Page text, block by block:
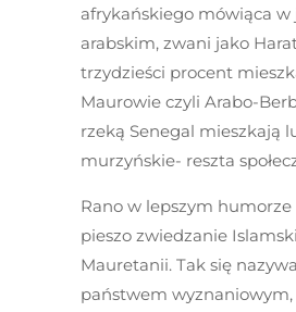
afrykańskiego mówiąca w
arabskim, zwani jako
trzydzieści procent
Maurowie czyli Arabo-
rzeką Senegal mieszkają
murzyńskie- reszta
Rano w lepszym
pieszo zwiedzanie
Mauretanii. Tak się
państwem